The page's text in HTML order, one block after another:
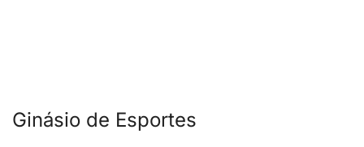
Ginásio de Esportes